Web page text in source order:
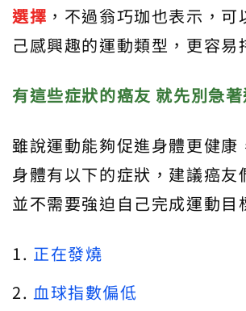
選擇 ，不過翁巧珈也表示，可
己感興趣的運動類型，更容易
有這些症狀的癌友 就先別急
雖說運動能夠促進身體更健康
身體有以下的症狀，建議癌友
並不需要強迫自己完成運動目
正在發燒
血球指數偏低